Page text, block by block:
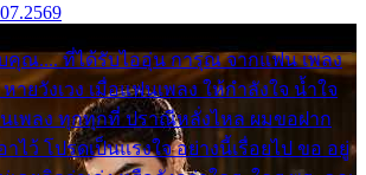
คุณ.... ที่ได้รับไออุ่น การุณ จากแฟน เพลง
ายวังเวง เมื่อแฟนเพลง ให้กำลังใจ น้ำใจ
เพลง ทุกทุกที่ ปราณีหลั่งไหล ผมขอฝาก
าไว้ โปรดเป็นแรงใจ อย่างนี้เรื่อยไป ขอ อยู่